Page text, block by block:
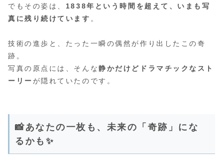
でもその姿は、 1838年という時間を超えて、いまも写
真に残り続けています 。
技術の進歩と、たった一瞬の偶然が作り出したこの奇
跡。
写真の原点には、そんな静かだけどドラマチックなスト
ーリー が隠れていたのです。
📸あなたの一枚も、未来の「奇跡」にな
るかも✨